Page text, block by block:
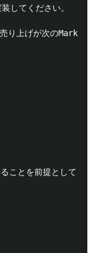
してください。
り上げが次の
ことを前提として、